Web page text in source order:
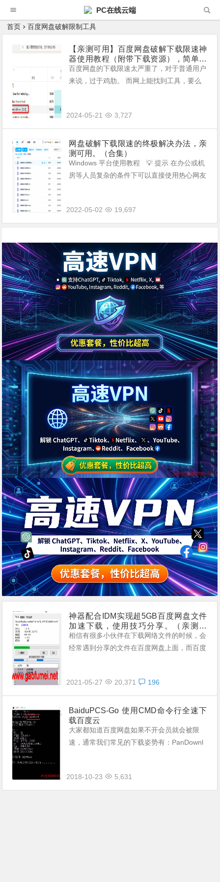
PC在线云端
首页 百度网盘破解限制工具
【亲测可用】百度网盘破解下载限速神
器使用教程（附带下载资源），简单快
捷，新手也能快速掌握，也不用担心帐
号安全问题。
百度网盘的下载限速太严重了，对于普通用户
来说，过于鸡肋。 而网上能找到工具，要么
2024-05-21
3,727
网盘破解下载限速的终极解决办法，亲
测可用。（合集）
Windows 平台使用教程 💡 提示 在办公或机
房等人员复杂的条件下可以直接使用热心网友
2022-05-02
19,697
神器配合IDM实现超5GB百度网盘文件
加速下载，使用技巧分享。（亲测有
效）
相信有很多小伙伴在下载网络文件的时候，会
经常遇到分享的文件在百度网盘上面，而百度
牛一样的下载速度，挂机下载也要下载几
天，...
2021-05-27 20,371 196
BaiduPCS-Go 使用CMD命令行全速下
载百度云
大家都知道百度网盘如果不开会员就会被限
速，通常我们常见的下载姿势有：PanDownl
听起来类似Linux或者我们...
2018-10-23 5,631